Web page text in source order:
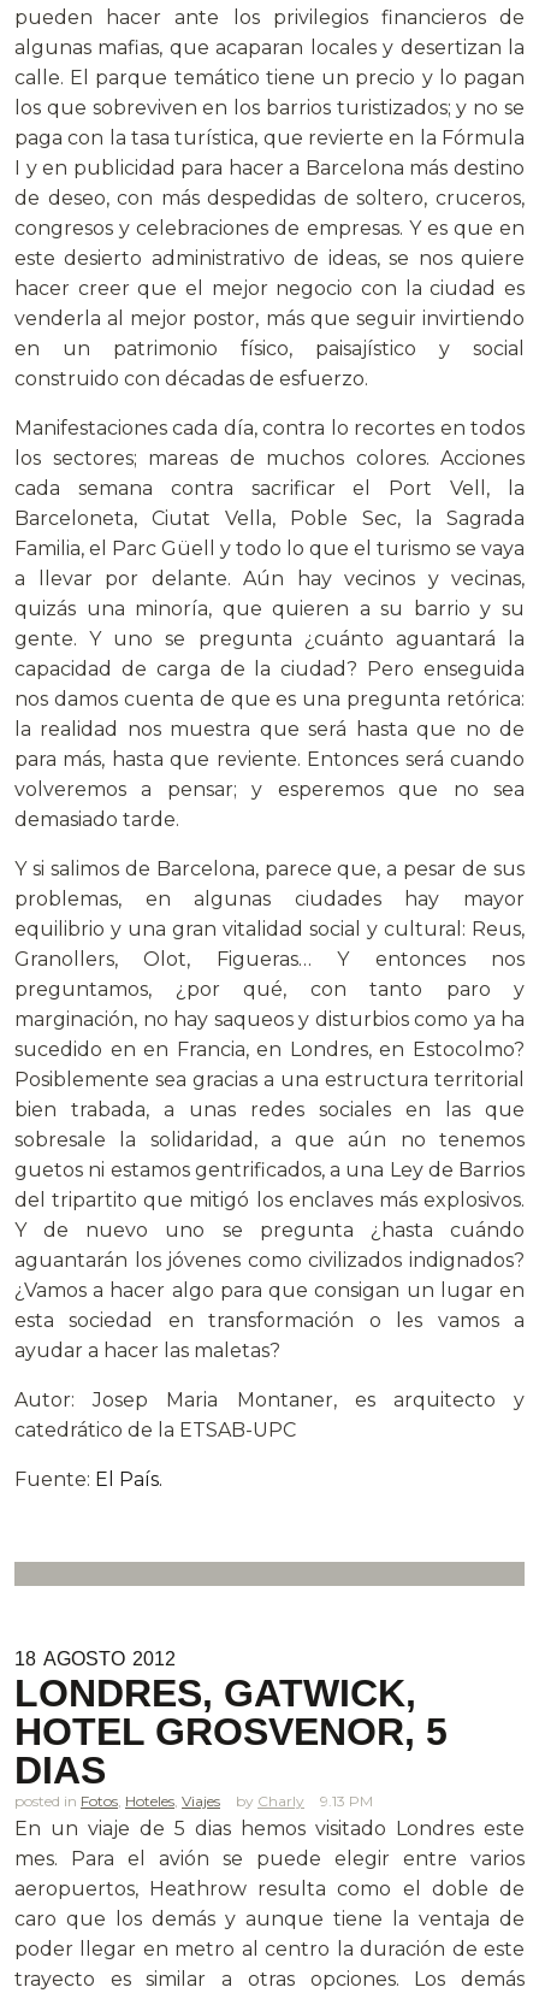
pueden hacer ante los privilegios financieros de
algunas mafias, que acaparan locales y desertizan la
calle. El parque temático tiene un precio y lo pagan
los que sobreviven en los barrios turistizados; y no se
paga con la tasa turística, que revierte en la Fórmula
I y en publicidad para hacer a Barcelona más destino
de deseo, con más despedidas de soltero, cruceros,
congresos y celebraciones de empresas. Y es que en
este desierto administrativo de ideas, se nos quiere
hacer creer que el mejor negocio con la ciudad es
venderla al mejor postor, más que seguir invirtiendo
en un patrimonio físico, paisajístico y social
construido con décadas de esfuerzo.
Manifestaciones cada día, contra lo recortes en todos
los sectores; mareas de muchos colores. Acciones
cada semana contra sacrificar el Port Vell, la
Barceloneta, Ciutat Vella, Poble Sec, la Sagrada
Familia, el Parc Güell y todo lo que el turismo se vaya
a llevar por delante. Aún hay vecinos y vecinas,
quizás una minoría, que quieren a su barrio y su
gente. Y uno se pregunta ¿cuánto aguantará la
capacidad de carga de la ciudad? Pero enseguida
nos damos cuenta de que es una pregunta retórica:
la realidad nos muestra que será hasta que no de
para más, hasta que reviente. Entonces será cuando
volveremos a pensar; y esperemos que no sea
demasiado tarde.
Y si salimos de Barcelona, parece que, a pesar de sus
problemas, en algunas ciudades hay mayor
equilibrio y una gran vitalidad social y cultural: Reus,
Granollers, Olot, Figueras… Y entonces nos
preguntamos, ¿por qué, con tanto paro y
marginación, no hay saqueos y disturbios como ya ha
sucedido en en Francia, en Londres, en Estocolmo?
Posiblemente sea gracias a una estructura territorial
bien trabada, a unas redes sociales en las que
sobresale la solidaridad, a que aún no tenemos
guetos ni estamos gentrificados, a una Ley de Barrios
del tripartito que mitigó los enclaves más explosivos.
Y de nuevo uno se pregunta ¿hasta cuándo
aguantarán los jóvenes como civilizados indignados?
¿Vamos a hacer algo para que consigan un lugar en
esta sociedad en transformación o les vamos a
ayudar a hacer las maletas?
Autor: Josep Maria Montaner, es arquitecto y
catedrático de la ETSAB-UPC
Fuente: El País.
18 AGOSTO 2012
LONDRES, GATWICK,
HOTEL GROSVENOR, 5
DIAS
posted in Fotos Hoteles Viajes Charly 9.13 PM
En un viaje de 5 dias hemos visitado Londres este
mes. Para el avión se puede elegir entre varios
aeropuertos, Heathrow resulta como el doble de
caro que los demás y aunque tiene la ventaja de
poder llegar en metro al centro la duración de este
trayecto es similar a otras opciones. Los demás